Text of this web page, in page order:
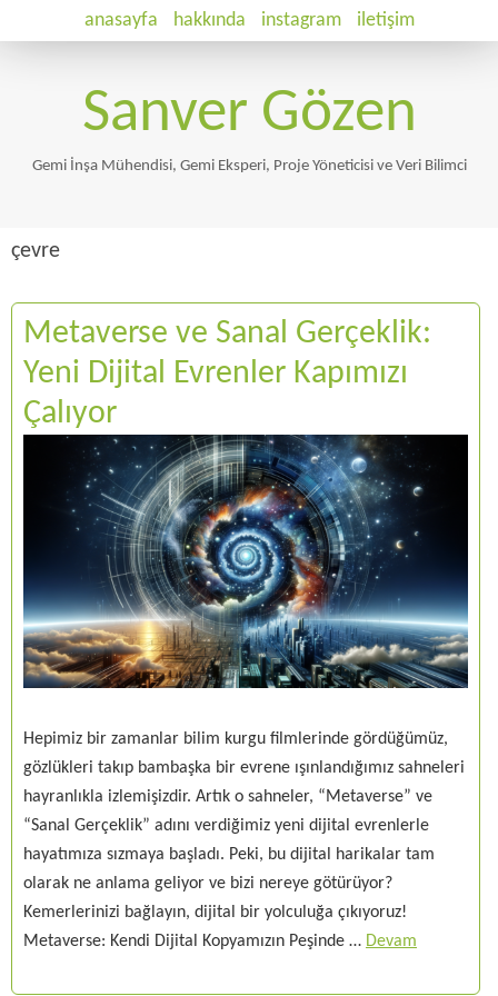
anasayfa hakkında instagram iletişim
Sanver Gözen
Gemi İnşa Mühendisi, Gemi Eksperi, Proje Yöneticisi ve Veri Bilimci
çevre
Metaverse ve Sanal Gerçeklik:
Yeni Dijital Evrenler Kapımızı
Çalıyor
Hepimiz bir zamanlar bilim kurgu filmlerinde gördüğümüz,
gözlükleri takıp bambaşka bir evrene ışınlandığımız sahneleri
hayranlıkla izlemişizdir. Artık o sahneler, “Metaverse” ve
“Sanal Gerçeklik” adını verdiğimiz yeni dijital evrenlerle
hayatımıza sızmaya başladı. Peki, bu dijital harikalar tam
olarak ne anlama geliyor ve bizi nereye götürüyor?
Kemerlerinizi bağlayın, dijital bir yolculuğa çıkıyoruz!
Metaverse: Kendi Dijital Kopyamızın Peşinde … Devam